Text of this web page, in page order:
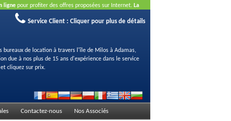
ligne pour profiter des offres proposées sur Internet. La
Service Client : Cliquer pour plus de détails
bureaux de location à travers l'île de Milos à Adamas,
due à nos plus de 15 ans d'expérience dans le service
cliquez sur prix.
Contactez-nous Nos Associés